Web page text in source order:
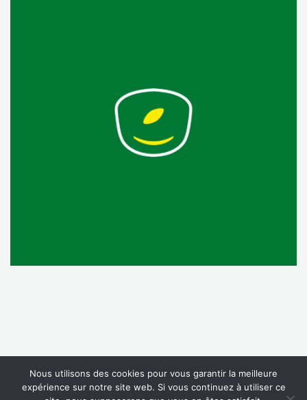
Nous utilisons des cookies pour vous garantir la meilleure
expérience sur notre site web. Si vous continuez à utiliser ce